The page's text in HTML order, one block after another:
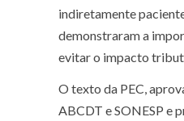
indiretamente
demonstraram a
evitar o impacto
O texto da PEC,
ABCDT e SONESP e